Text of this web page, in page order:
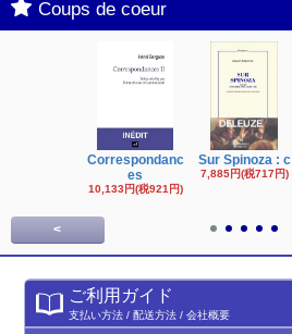
Coups de coeur
Correspondanc
es
10,133円(税921円)
Sur Spinoza : c
7,885円(税717円)
<
ご利用ガイド
支払い方法 / 配送方法 / 会社概要